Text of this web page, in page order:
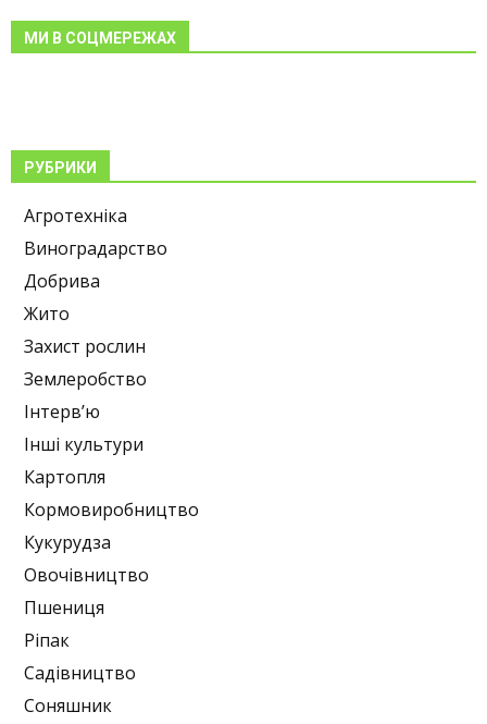
МИ В СОЦМЕРЕЖАХ
РУБРИКИ
Агротехніка
Виноградарство
Добрива
Жито
Захист рослин
Землеробство
Інтерв’ю
Інші культури
Картопля
Кормовиробництво
Кукурудза
Овочівництво
Пшениця
Ріпак
Садівництво
Соняшник